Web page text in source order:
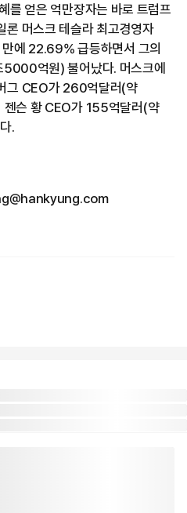
를 얻은 억만장자는 바로 트럼프
론 머스크 테슬라 최고경영자
에 22.69% 급등하면서 그의
억원) 불어났다. 머스크에
그 CEO가 260억달러(약
슨 황 CEO가 155억달러(약
.